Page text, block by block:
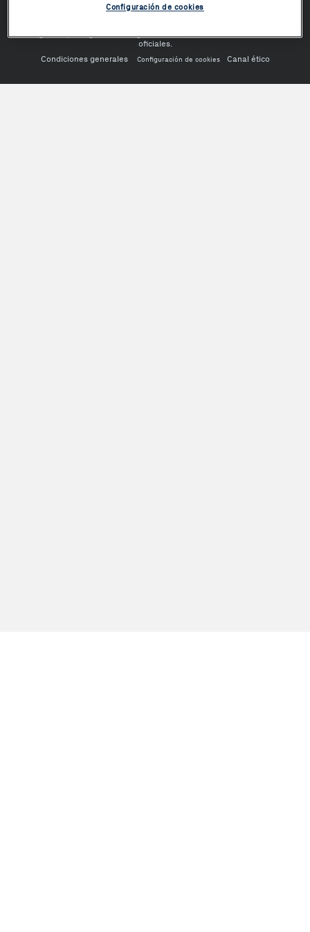
© 2014-26 The Phone House Spain S.L. Todos los derechos reservados.
Te esperamos en tu tienda Phone House más cercana y en
seguridad). Resguarda tu seguridad online, confía sólo en canales
oficiales.
Condiciones generales
Configuración de cookies Canal ético
Configuración de cookies